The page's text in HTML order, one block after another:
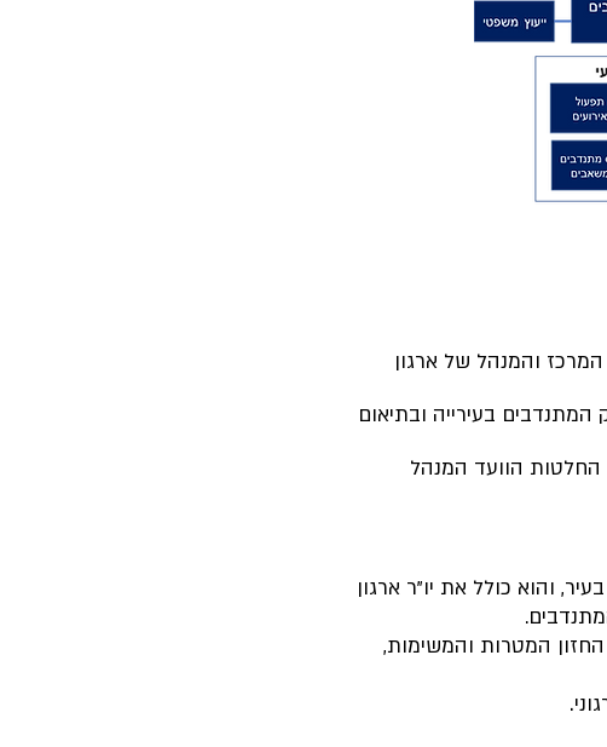
המרכז והמנהל של ארגון
בעירייה ובתיאום
החלטות הוועד המנהל
והוא כולל את יו"ר ארגון
המטרות והמשימות,
.